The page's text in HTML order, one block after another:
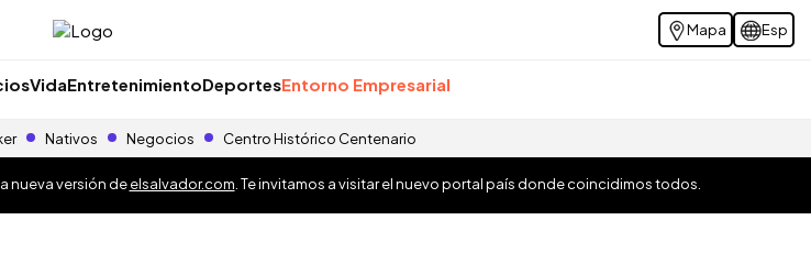
Mapa Esp
VidaEntretenimientoDeportesEntorno Empresarial
Nativos Negocios Centro Histórico Centenario
nueva versión deelsalvador.com . Te invitamos a visitar el nuevo portal país donde coincidimos todos.